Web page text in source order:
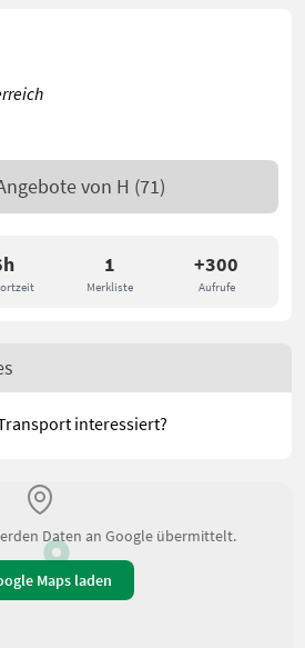
1
Merkliste
+300
Aufrufe
von H (71)
interessiert?
Daten an Google übermittelt.
Maps laden